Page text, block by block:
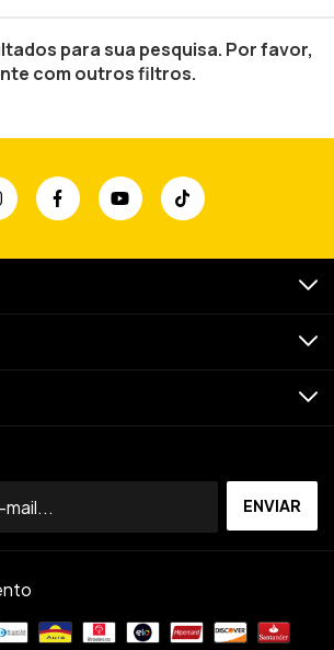
para sua pesquisa. Por favor,
com outros filtros.